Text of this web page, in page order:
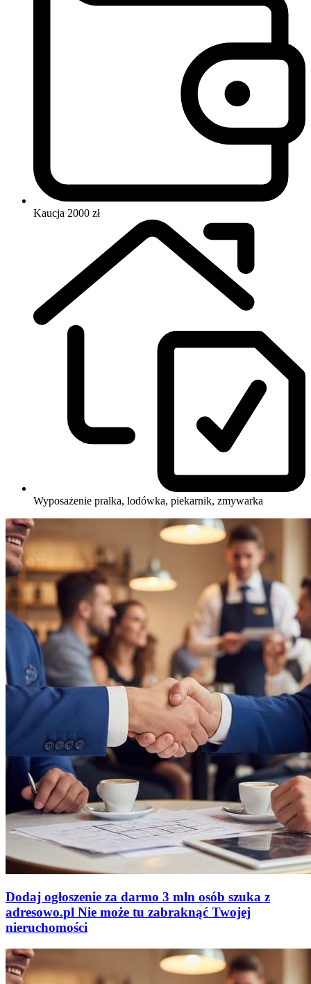
Kaucja 2000 zł
Wyposażenie pralka, lodówka, piekarnik, zmywarka
Dodaj ogłoszenie za darmo 3 mln osób szuka z
adresowo.pl Nie może tu zabraknąć Twojej
nieruchomości